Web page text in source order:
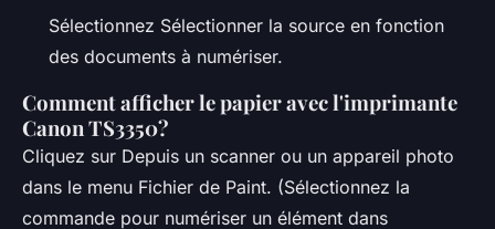
Sélectionnez Sélectionner la source en fonction
des documents à numériser.
Comment afficher le papier avec l'imprimante
Canon TS3350?
Cliquez sur Depuis un scanner ou un appareil photo
dans le menu Fichier de Paint. (Sélectionnez la
commande pour numériser un élément dans